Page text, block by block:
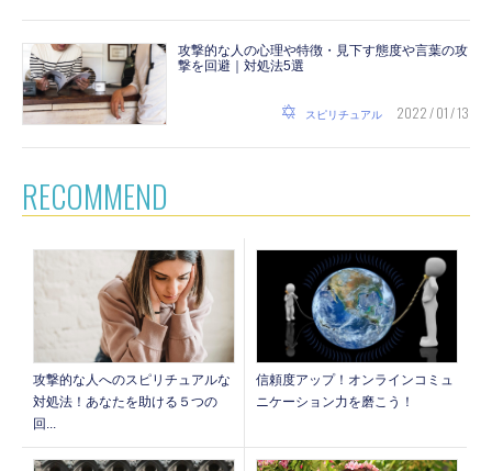
攻撃的な人の心理や特徴・見下す態度や言葉の攻
撃を回避｜対処法5選
スピリチュアル 2022 / 01 / 13
RECOMMEND
攻撃的な人へのスピリチュアルな
対処法！あなたを助ける５つの
回...
信頼度アップ！オンラインコミュ
ニケーション力を磨こう！